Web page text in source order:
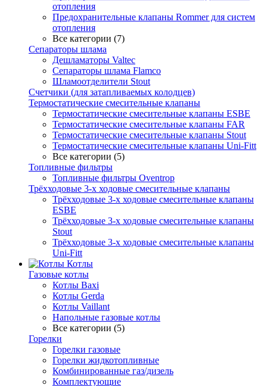
отопления
Предохранительные клапаны Rommer для систем
отопления
Все категории (7)
Сепараторы шлама
Дешламаторы Valtec
Сепараторы шлама Flamco
Шламоотделители Stout
Счетчики (для затапливаемых колодцев)
Термостатические смесительные клапаны
Термостатические смесительные клапаны ESBE
Термостатические смесительные клапаны FAR
Термостатические смесительные клапаны Stout
Термостатические смесительные клапаны Uni-Fitt
Все категории (5)
Топливные фильтры
Топливные фильтры Oventrop
Трёхходовые 3-х ходовые смесительные клапаны
Трёхходовые 3-х ходовые смесительные клапаны
ESBE
Трёхходовые 3-х ходовые смесительные клапаны
Stout
Трёхходовые 3-х ходовые смесительные клапаны
Uni-Fitt
Котлы
Газовые котлы
Котлы Baxi
Котлы Gerda
Котлы Vaillant
Напольные газовые котлы
Все категории (5)
Горелки
Горелки газовые
Горелки жидкотопливные
Комбинированные газ/дизель
Комплектующие